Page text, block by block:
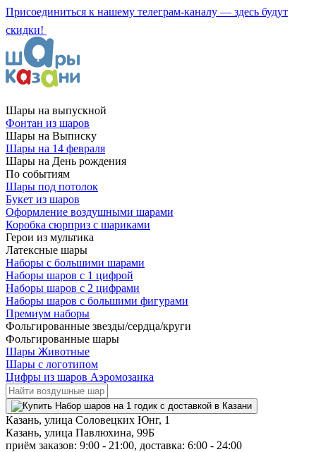
Присоединиться к нашему телеграм-каналу — здесь будут
скидки!
Шары на выпускной
Фонтан из шаров
Шары на Выписку
Шары на 14 февраля
Шары на День рождения
По событиям
Шары под потолок
Букет из шаров
Оформление воздушными шарами
Коробка сюрприз с шариками
Герои из мультика
Латексные шары
Наборы с большими шарами
Наборы шаров с 1 цифрой
Наборы шаров с 2 цифрами
Наборы шаров с большими фигурами
Премиум наборы
Фольгированные звезды/сердца/круги
Фольгированные шары
Шары Животные
Шары с логотипом
Цифры из шаров Аэромозаика
Казань, улица Соловецких Юнг, 1
Казань, улица Павлюхина, 99Б
приём заказов: 9:00 - 21:00, доставка: 6:00 - 24:00